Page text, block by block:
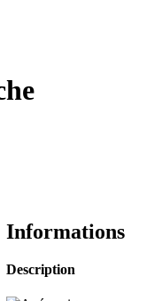
Informations
Description